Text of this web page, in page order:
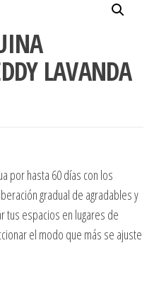
LAVANDA
por hasta 60 días con los
gradual de agradables y
tus espacios en lugares de
el modo que más se ajuste